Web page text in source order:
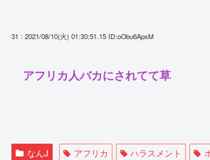
31 : 2021/08/10(火) 01:30:51.15 ID:oObu6ApsM
アフリカ人バカにされてて草
なんJ アフリカ ハラスメント